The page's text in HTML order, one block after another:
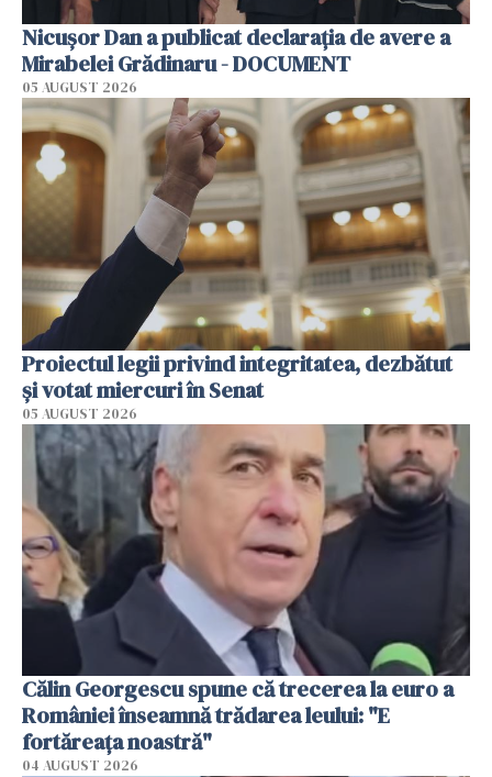
Nicușor Dan a publicat declarația de avere a
Mirabelei Grădinaru - DOCUMENT
05 AUGUST 2026
Proiectul legii privind integritatea, dezbătut
şi votat miercuri în Senat
05 AUGUST 2026
Călin Georgescu spune că trecerea la euro a
României înseamnă trădarea leului: "E
fortăreața noastră"
04 AUGUST 2026